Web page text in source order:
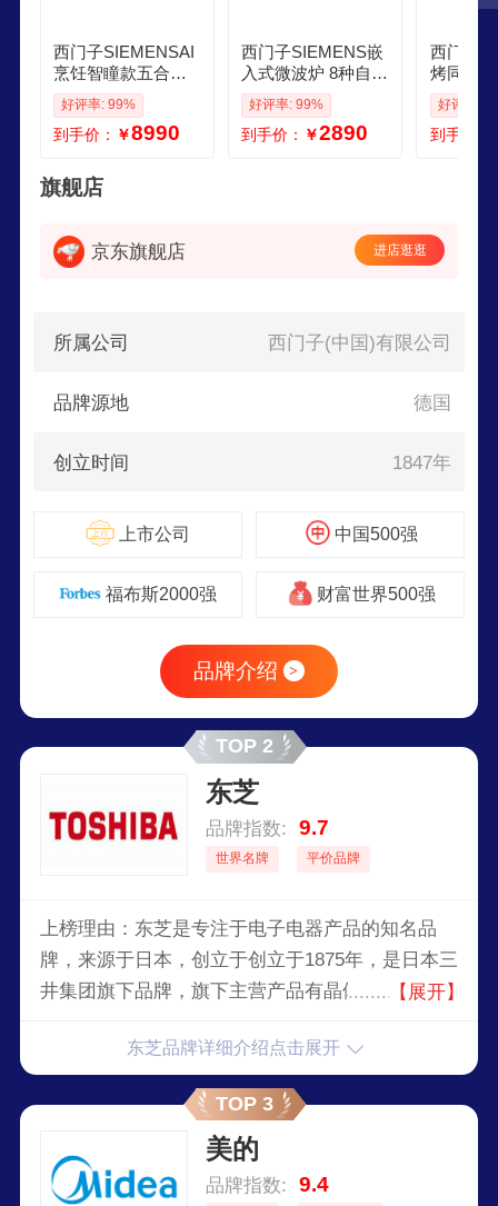
西门子SIEMENSAI
烹饪智瞳款五合一
嵌入式蒸烤一体机5
8L 米其林真空煮 空
气炸蒸烤箱家用烘
5W
好评率: 99%
到手价： ￥8990
西门子SIEMENS嵌
入式微波炉 8种自动
烹饪程序 易清洁 20
L 家用蒸烤箱系列B
E525LMS0W
好评率: 99%
到手价： ￥2890
西门子
烤同烹
玲珑抽
烤箱 黑
电烤箱
好评率:
到手价：
旗舰店
京东旗舰店 进店逛逛
所属公司 西门子(中国)有限公司
品牌源地 德国
创立时间 1847年
上市公司 中国500强
福布斯2000强 财富世界500强
品牌介绍 >
TOP 2
东芝
品牌指数: 9.7
世界名牌 平价品牌
上榜理由：东芝是专注于电子电器产品的知名品
牌，来源于日本，创立于创立于1875年，是日本三
井集团旗下品牌，旗下主营产品有晶体管电视、微
基建等众多领域，凭借先进的技术和高品质的产
品，东芝面向全世界发展，目前也成为是日本大型
【展开】
东芝品牌详细介绍点击展开
TOP 3
美的
品牌指数: 9.4